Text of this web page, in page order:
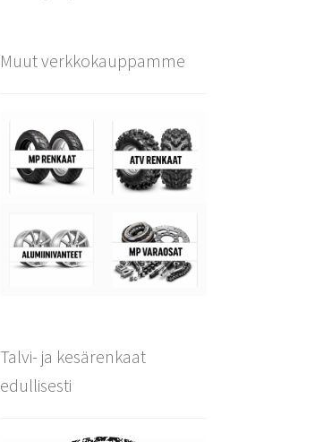
Muut verkkokauppamme
Talvi- ja kesärenkaat
edullisesti